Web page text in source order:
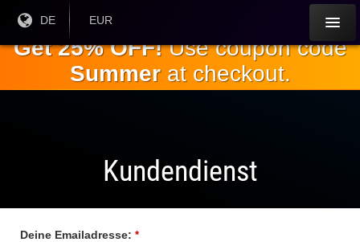
Hauptinhalt
Aktuelle
Sprache:
DE
Aktuelle
EUR
Get 25% OFF!Use coupon code
Summerat checkout.
Kundendienst
Deine Emailadresse: